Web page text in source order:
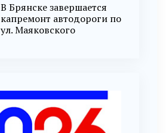
В Брянске завершается
капремонт автодороги по
ул. Маяковского